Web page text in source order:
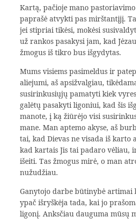
Kartą, pačioje mano
paprašė at­vykti pas mirštantįjį.
jei stipriai tikėsi, mokėsi
už rankos pasakysi jam, kad
žmogus iš tikro bus išgydytas.
Mums visiems pasimeldus ir
aliejumi, aš apsi­žvalgiau,
susirinkusiųjų pamatyti kiek
galėtų pasakyti ligoniui, kad šis
manote, į ką žiūrėjo visi
mane. Man aptemo akyse, aš
tai, kad Dievas ne visada iš karto
kad kartais Jis tai padaro vėliau,
išeiti. Tas žmogus mirė, o man
nužudžiau.
Ganytojo darbe būtinybė artimai
ypač išryš­kėja tada, kai jo
ligonį. Anksčiau dauguma mūsų